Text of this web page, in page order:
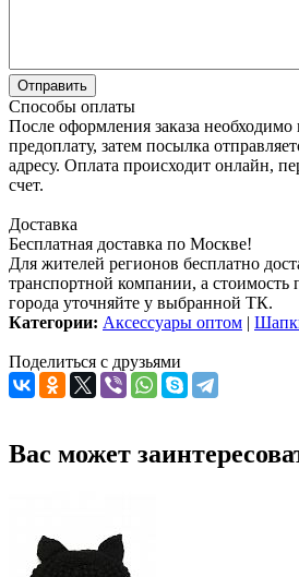
Способы оплаты
После оформления заказа
предоплату, затем посылка
адресу. Оплата происходит онлайн,
счет.
Доставка
Бесплатная доставка по Москве!
Для жителей регионов бесплатно
транспортной компании, а стоимость
города уточняйте у выбранной ТК.
Категории: Аксессуары оптом |
Поделиться с друзьями
Вас может